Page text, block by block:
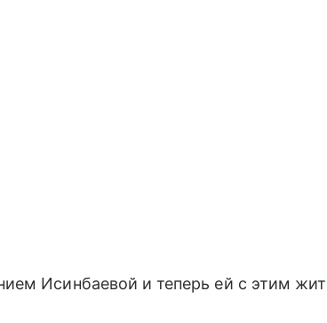
Исинбаевой и теперь ей с этим